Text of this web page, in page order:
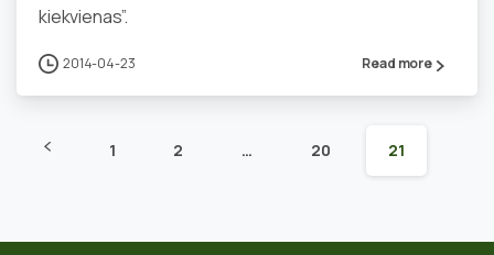
kiekvienas”.
2014-04-23 Read more
1 2 … 20 21